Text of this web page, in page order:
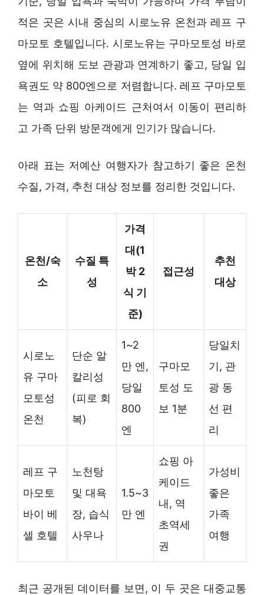
적은 곳은 시내 중심의 시로노유 온천과 레프 구
마모토 호텔입니다. 시로노유는 구마모토성 바로
옆에 위치해 도보 관광과 연계하기 좋고, 당일 입
욕권도 약 800엔으로 저렴합니다. 레프 구마모토
는 역과 쇼핑 아케이드 근처여서 이동이 편리하
고 가족 단위 방문객에게 인기가 많습니다.
아래 표는 저예산 여행자가 참고하기 좋은 온천
수질, 가격, 추천 대상 정보를 정리한 것입니다.
온천/숙
소
수질 특
성
가격
대(1
박 2
식 기
준)
접근성
추천
대상
시로노
유 구마
모토성
온천
단순 알
칼리성
(피로 회
복)
1~2
만 엔,
당일
800
엔
구마모
토성 도
보 1분
당일치
기, 관
광 동
선 편
리
레프 구
마모토
바이 베
셀 호텔
노천탕
및 대욕
장, 습식
사우나
1.5~3
만 엔
쇼핑 아
케이드
내, 역
초역세
권
가성비
좋은
가족
여행
최근 공개된 데이터를 보면, 이 두 곳은 대중교통